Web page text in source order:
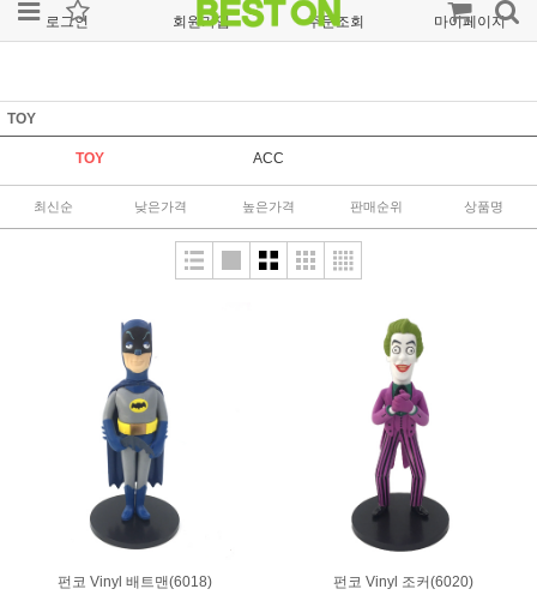
로그인 회원가입 주문조회 마이페이지
TOY
TOY ACC
최신순 낮은가격 높은가격 판매순위 상품명
펀코 Vinyl 배트맨(6018)
펀코 Vinyl 조커(6020)